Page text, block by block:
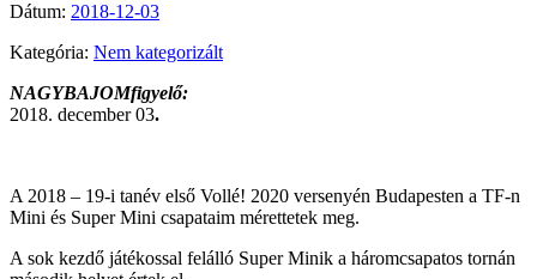
Dátum: 2018-12-03
Kategória: Nem kategorizált
NAGYBAJOMfigyelő:
2018. december 03.
A 2018 – 19-i tanév első Vollé! 2020 versenyén Budapesten a TF-n
Mini és Super Mini csapataim mérettetek meg.
A sok kezdő játékossal felálló Super Minik a háromcsapatos tornán